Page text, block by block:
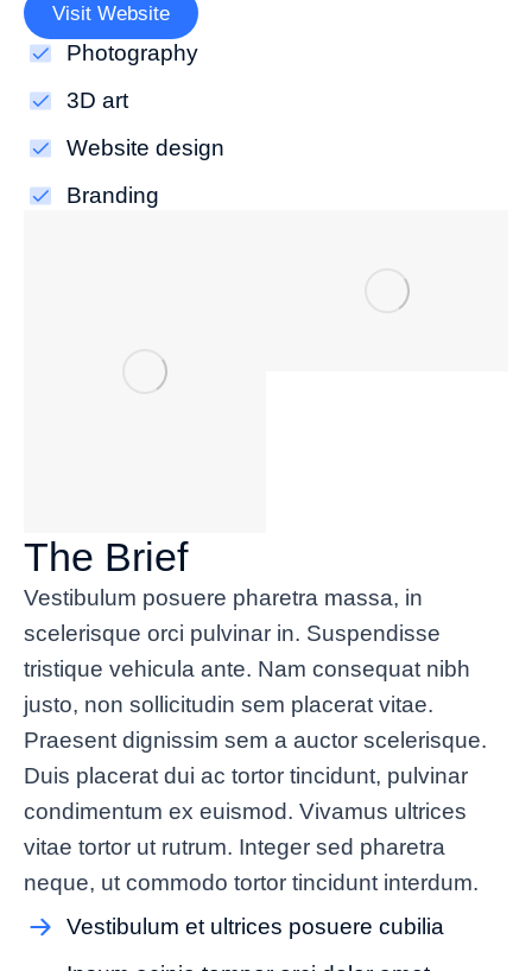
Visit Website
Photography
3D art
Website design
Branding
The Brief
Vestibulum posuere pharetra massa, in
scelerisque orci pulvinar in. Suspendisse
tristique vehicula ante. Nam consequat nibh
justo, non sollicitudin sem placerat vitae.
Praesent dignissim sem a auctor scelerisque.
Duis placerat dui ac tortor tincidunt, pulvinar
condimentum ex euismod. Vivamus ultrices
vitae tortor ut rutrum. Integer sed pharetra
neque, ut commodo tortor tincidunt interdum.
Vestibulum et ultrices posuere cubilia